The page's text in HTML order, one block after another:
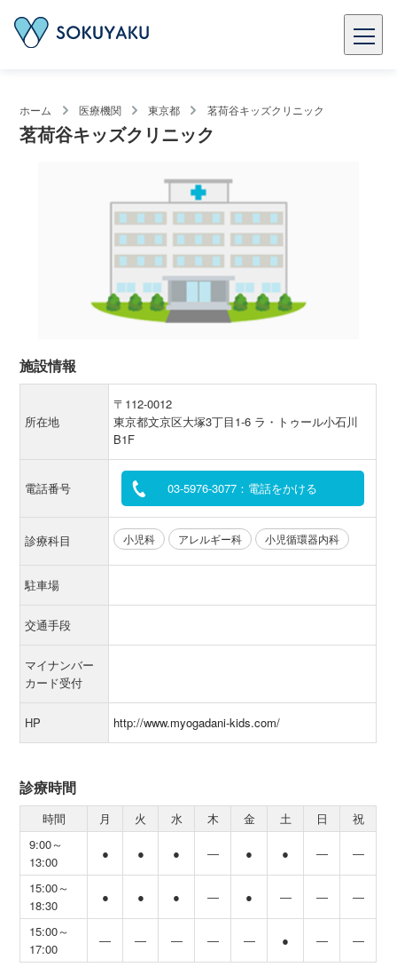
ホーム 医療機関 東京都 茗荷谷キッズクリニック
茗荷谷キッズクリニック
施設情報
所在地
〒112-0012
東京都文京区大塚3丁目1-6 ラ・トゥール小石川
B1F
電話番号 03-5976-3077：電話をかける
診療科目 小児科 アレルギー科 小児循環器内科
駐車場
交通手段
マイナンバー
カード受付
HP http://www.myogadani-kids.com/
診療時間
時間 月 火 水 木 金 土 日
祝
9:00～
13:00
● ● ● ― ● ● ― ―
15:00～
18:30
● ● ● ― ● ― ― ―
15:00～
17:00
― ― ― ― ― ● ― ―